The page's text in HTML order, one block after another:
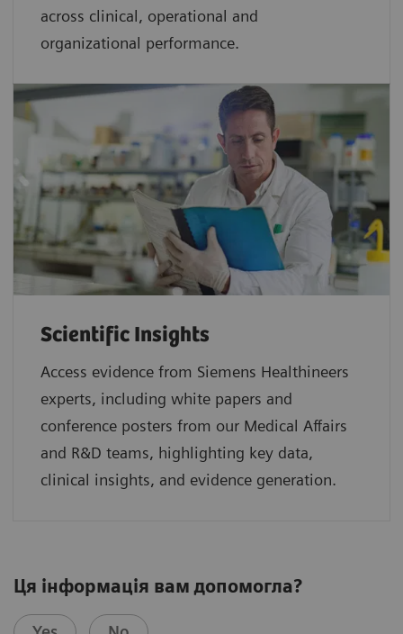
across clinical, operational and
organizational performance.
Scientific Insights
Access evidence from Siemens Healthineers
experts, including white papers and
conference posters from our Medical Affairs
and R&D teams, highlighting key data,
clinical insights, and evidence generation.
Ця інформація вам допомогла?